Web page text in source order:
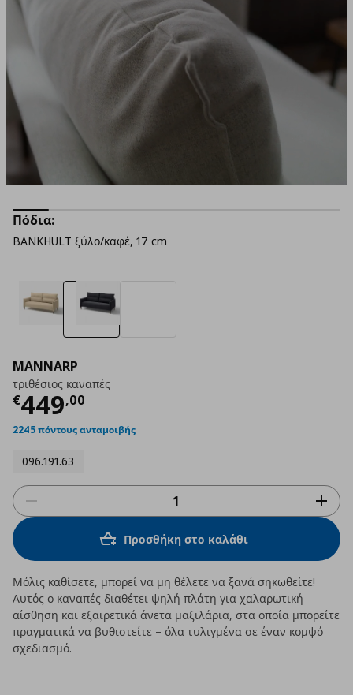
MANNARP
τριθέσιος καναπές
€449,00
Τρέχουσα τιμή
2245 πόντους ανταμοιβής
096.191.63
Πόδια:
BANKHULT ξύλο/καφέ, 17 cm
Προσθήκη στο καλάθι
Μόλις καθίσετε, μπορεί να μη θέλετε να ξανά σηκωθείτε!
Αυτός ο καναπές διαθέτει ψηλή πλάτη για χαλαρωτική
αίσθηση και εξαιρετικά άνετα μαξιλάρια, στα οποία μπορείτε
πραγματικά να βυθιστείτε – όλα τυλιγμένα σε έναν κομψό
σχεδιασμό.